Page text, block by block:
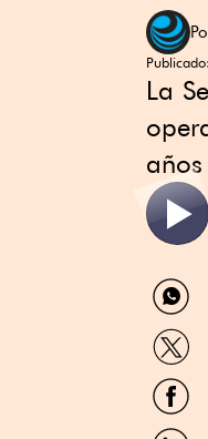
Publicado:
La
por
por
Twitter
por